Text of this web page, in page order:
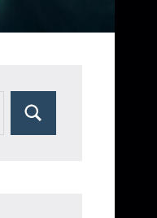
Suchen